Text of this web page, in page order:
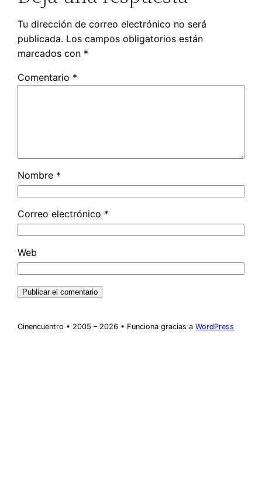
Tu dirección de correo electrónico no será
publicada. Los campos obligatorios están
marcados con *
Comentario *
Nombre *
Correo electrónico *
Web
Cinencuentro • 2005 – 2026 • Funciona gracias aWordPress